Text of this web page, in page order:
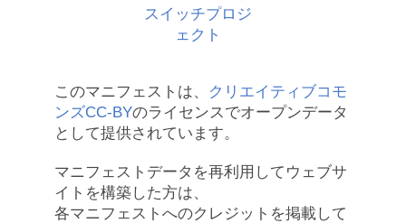
このマニフェストは、
クリエイティブコモ
ンズCC-BYのライセンスでオープンデータ
として提供されています。
マニフェストデータを再利用してウェブサ
イトを構築した方は、
各マニフェストへのクレジットを掲載して